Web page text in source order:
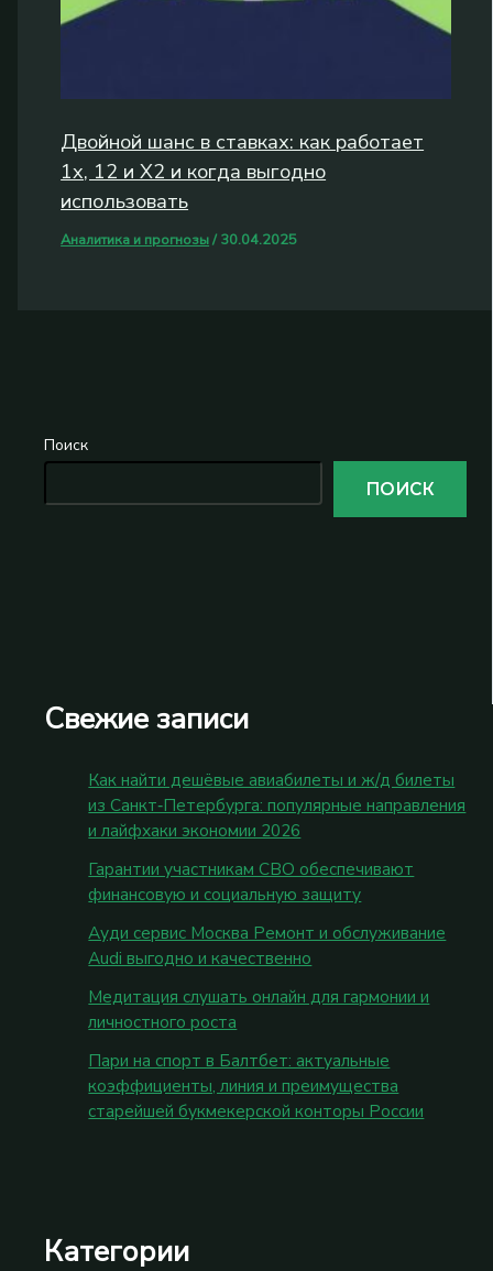
Поиск
ПОИСК
Свежие записи
Как найти дешёвые авиабилеты и ж/д билеты
из Санкт‑Петербурга: популярные направления
и лайфхаки экономии 2026
Гарантии участникам СВО обеспечивают
финансовую и социальную защиту
Ауди сервис Москва Ремонт и обслуживание
Audi выгодно и качественно
Медитация слушать онлайн для гармонии и
личностного роста
Пари на спорт в Балтбет: актуальные
коэффициенты, линия и преимущества
старейшей букмекерской конторы России
Категории
Двойной шанс в ставках: как работает
1x, 12 и X2 и когда выгодно
использовать
Аналитика и прогнозы/ 30.04.2025